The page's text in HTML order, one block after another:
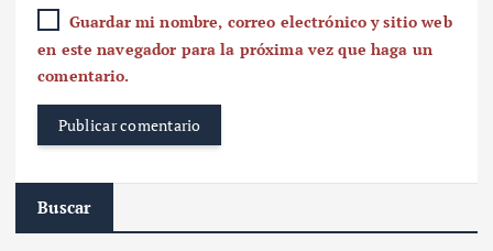
Guardar mi nombre, correo electrónico y sitio web
en este navegador para la próxima vez que haga un
comentario.
Buscar